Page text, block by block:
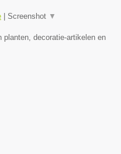
Screenshot ▼
decoratie-artikelen en